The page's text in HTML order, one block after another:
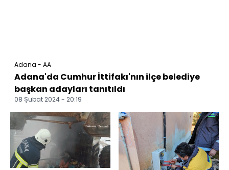
Adana - AA
Adana'da Cumhur İttifakı'nın ilçe belediye
başkan adayları tanıtıldı
08 Şubat 2024 - 20:19